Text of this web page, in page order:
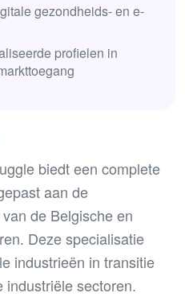
gezondheids- en e-
profielen in
biedt een complete
aan de
de Belgische en
Deze specialisatie
industrieën in transitie
industriële sectoren.